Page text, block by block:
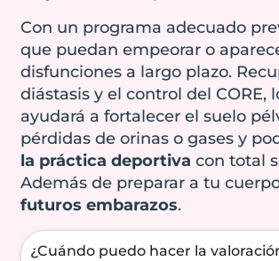
Con un programa adecuado
que puedan empeorar o
disfunciones a largo plazo.
diástasis y el control del CORE,
ayudará a fortalecer el suelo
pérdidas de orinas o gases y
la práctica deportiva con total
Además de preparar a tu
futuros embarazos.
¿Cuándo puedo hacer la